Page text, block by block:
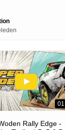
Rally Edge -